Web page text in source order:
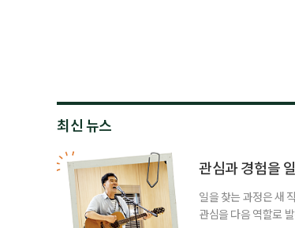
최신 뉴스
관심과 경험을
일을 찾는 과정은 새
관심을 다음 역할로